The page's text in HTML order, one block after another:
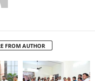
FROM AUTHOR